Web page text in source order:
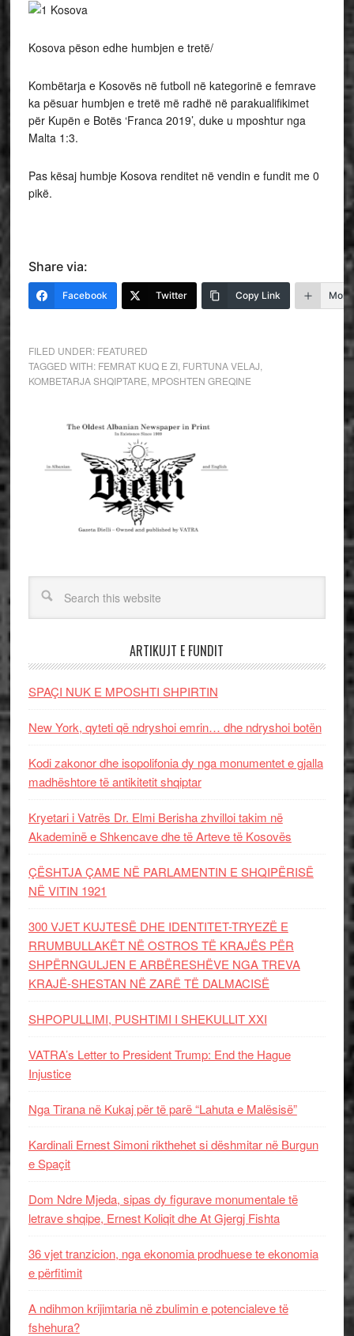
Kosova pëson edhe humbjen e tretë/
Kombëtarja e Kosovës në futboll në kategorinë e femrave
ka pësuar humbjen e tretë më radhë në parakualifikimet
për Kupën e Botës ‘Franca 2019’, duke u mposhtur nga
Malta 1:3.
Pas kësaj humbje Kosova renditet në vendin e fundit me 0
pikë.
Share via:
Facebook Twitter Copy Link More
FILED UNDER: FEATURED
TAGGED WITH: FEMRAT KUQ E ZI, FURTUNA VELAJ
KOMBETARJA SHQIPTARE MPOSHTEN GREQINE
ARTIKUJT E FUNDIT
SPAÇI NUK E MPOSHTI SHPIRTIN
New York, qyteti që ndryshoi emrin… dhe ndryshoi botën
Kodi zakonor dhe isopolifonia dy nga monumentet e gjalla
madhështore të antikitetit shqiptar
Kryetari i Vatrës Dr. Elmi Berisha zhvilloi takim në
Akademinë e Shkencave dhe të Arteve të Kosovës
ÇËSHTJA ÇAME NË PARLAMENTIN E SHQIPËRISË
NË VITIN 1921
300 VJET KUJTESË DHE IDENTITET-TRYEZË E
RRUMBULLAKËT NË OSTROS TË KRAJËS PËR
SHPËRNGULJEN E ARBËRESHËVE NGA TREVA
KRAJË-SHESTAN NË ZARË TË DALMACISË
SHPOPULLIMI, PUSHTIMI I SHEKULLIT XXI
VATRA’s Letter to President Trump: End the Hague
Injustice
Nga Tirana në Kukaj për të parë “Lahuta e Malësisë”
Kardinali Ernest Simoni rikthehet si dëshmitar në Burgun
e Spaçit
Dom Ndre Mjeda, sipas dy figurave monumentale të
letrave shqipe, Ernest Koliqit dhe At Gjergj Fishta
36 vjet tranzicion, nga ekonomia prodhuese te ekonomia
e përfitimit
A ndihmon krijimtaria në zbulimin e potencialeve të
fshehura?